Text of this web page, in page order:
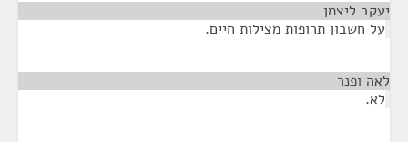
יעקב ליצמן
על חשבון תרופות מצילות חיים.
לאה ופנר
לא.